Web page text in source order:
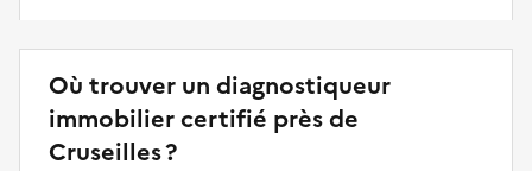
Où trouver un diagnostiqueur
immobilier certifié près de
Cruseilles ?